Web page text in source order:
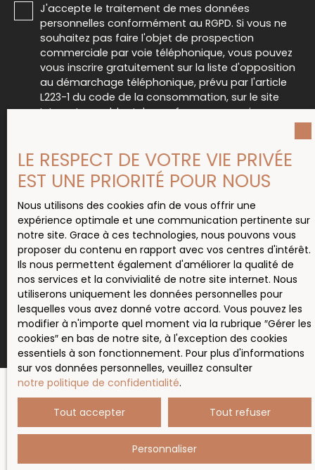
J'accepte le traitement de mes données
personnelles conformément au RGPD. Si vous ne
souhaitez pas faire l'objet de prospection
commerciale par voie téléphonique, vous pouvez
vous inscrire gratuitement sur la liste d'opposition
au démarchage téléphonique, prévu par l'article
L223-1 du code de la consommation, sur le site
Internet www.bloctel.gouv.fr ou par courrier
Société Worldline, Service Bloctel, CS 61311, 41013
BLOIS CEDEX.
Pour en savoir plus sur le traitement de vos
données personnelles, veuillez consulter notre
politique de confidentialité .
Recevoir des annonces
JE RECHERCHE UN BIEN
Location appartement Beaujeu (69430)
LE RESPECT DE VOTRE VIE PRIVÉE
EST UNE PRIORITÉ POUR NOUS
Nous utilisons des cookies afin de vous offrir une
expérience optimale et une communication pertinente sur
notre site. Grace à ces technologies, nous pouvons vous
proposer du contenu en rapport avec vos centres d'intérêt.
Ils nous permettent également d'améliorer la qualité de
nos services et la convivialité de notre site internet. Nous
utiliserons uniquement les données personnelles pour
lesquelles vous avez donné votre accord. Vous pouvez les
modifier à n'importe quel moment via la rubrique ″Gérer les
cookies″ en bas de notre site, à l'exception des cookies
essentiels à son fonctionnement. Pour plus d'informations
sur vos données personnelles, veuillez consulter
notre politique de confidentialité.
Tout accepter Tout refuser
Personnaliser